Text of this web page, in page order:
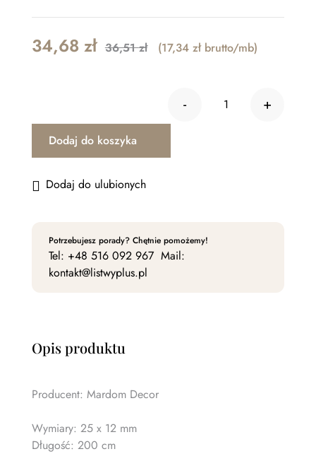
36,51zł
Original
36,51 zł.
34,68 zł
Current
34,68 zł.
(17,34 zł brutto/mb)
ilość Listwa
- +
Dodaj do koszyka
Dodaj do ulubionych
Potrzebujesz porady? Chętnie pomożemy!
Tel: +48 516 092 967 Mail:
kontakt@listwyplus.pl
Opis produktu
Producent: Mardom Decor
Wymiary: 25 x 12 mm
Długość: 200 cm